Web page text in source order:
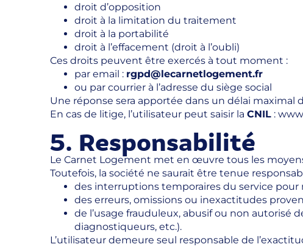
droit d’opposition
droit à la limitation du traitement
droit à la portabilité
droit à l’effacement (droit à l’oubli)
Ces droits peuvent être exercés à tout moment :
par email : rgpd@lecarnetlogement.fr
ou par courrier à l’adresse du siège social
Une réponse sera apportée dans un délai maximal
En cas de litige, l’utilisateur peut saisir la CNIL :
5. Responsabilité
Le Carnet Logement met en œuvre tous les
Toutefois, la société ne saurait être tenue
des interruptions temporaires du service
des erreurs, omissions ou inexactitudes
de l’usage frauduleux, abusif ou non autorisé
diagnostiqueurs, etc.).
L’utilisateur demeure seul responsable de